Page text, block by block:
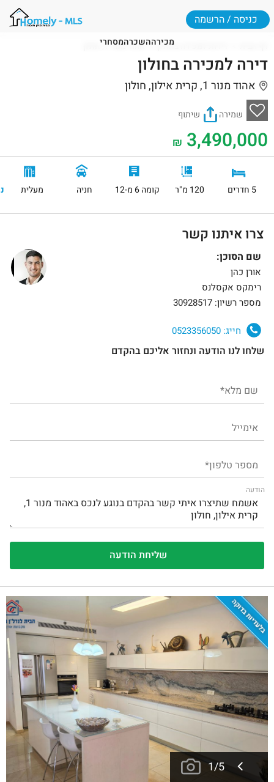
מכירההשכרהמסחרי
כניסה / הרשמה
דירות למכירה בחולון אהוד מנור 1, חולון
דירה למכירה בחולון
אהוד מנור 1, קרית אילון, חולון
שמירה שיתוף
3,490,000
₪
5 חדרים 120 מ"ר קומה 6 מ-12 חניה מעלית
צרו איתנו קשר
שם הסוכן:
אורן כהן
רימקס אקסלנס
מספר רשיון: 30928517
חייג:
שלחו לנו הודעה ונחזור אליכם בהקדם
הודעה
בלעדיות בדוקה
1/5